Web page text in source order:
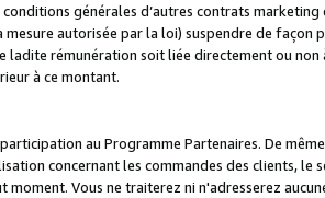
générales d’autres contrats
autorisée par la loi) suspendre de façon
ladite rémunération soit liée directement ou
à ce montant.
au Programme Partenaires. De
concernant les commandes des clients, le
Vous ne traiterez ni n'adresserez